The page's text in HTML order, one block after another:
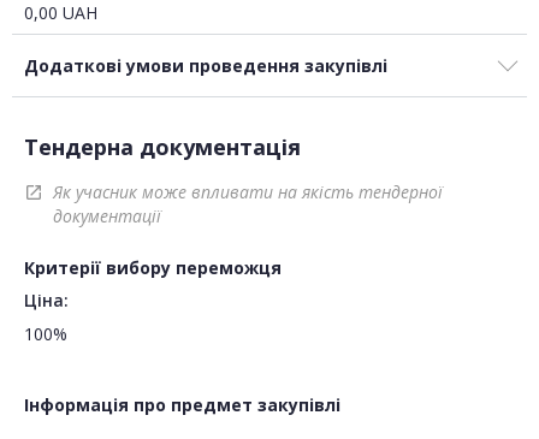
0,00 UAH
Додаткові умови проведення закупівлі
Тендерна документація
open_in_new
Як учасник може впливати на якість тендерної
документації
Критерії вибору переможця
Ціна:
100%
Інформація про предмет закупівлі